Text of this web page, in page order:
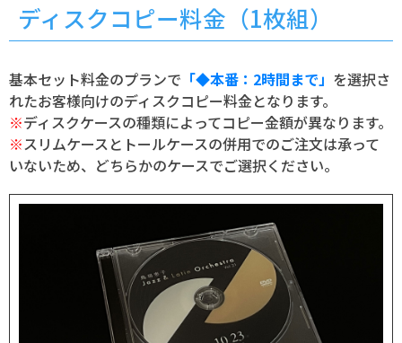
ディスクコピー料金（1枚組）
基本セット料金のプランで 「◆本番：2時間まで」 を選択さ
れたお客様向けのディスクコピー料金となります。
※ディスクケースの種類によってコピー金額が異なります。
※スリムケースとトールケースの併用でのご注文は承って
いないため、どちらかのケースでご選択ください。